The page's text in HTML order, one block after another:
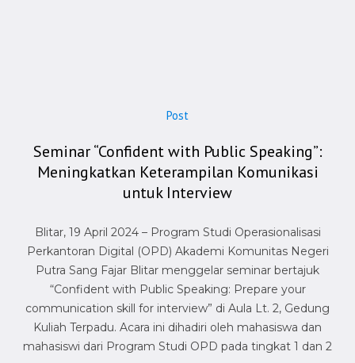
Post
Seminar “Confident with Public Speaking”:
Meningkatkan Keterampilan Komunikasi
untuk Interview
Blitar, 19 April 2024 – Program Studi Operasionalisasi
Perkantoran Digital (OPD) Akademi Komunitas Negeri
Putra Sang Fajar Blitar menggelar seminar bertajuk
“Confident with Public Speaking: Prepare your
communication skill for interview” di Aula Lt. 2, Gedung
Kuliah Terpadu. Acara ini dihadiri oleh mahasiswa dan
mahasiswi dari Program Studi OPD pada tingkat 1 dan 2